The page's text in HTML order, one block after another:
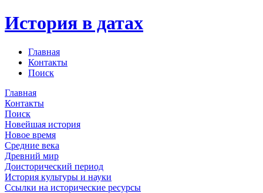
История в датах
Главная
Контакты
Поиск
Главная
Контакты
Поиск
Новейшая история
Новое время
Средние века
Древний мир
Доисторический период
История культуры и науки
Ссылки на исторические ресурсы